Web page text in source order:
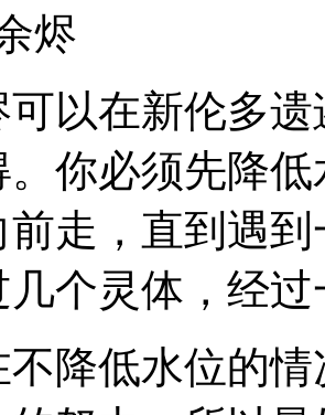
烬
以在新伦多
。你必须先降
前走，直到遇
个灵体，经
降低水位的